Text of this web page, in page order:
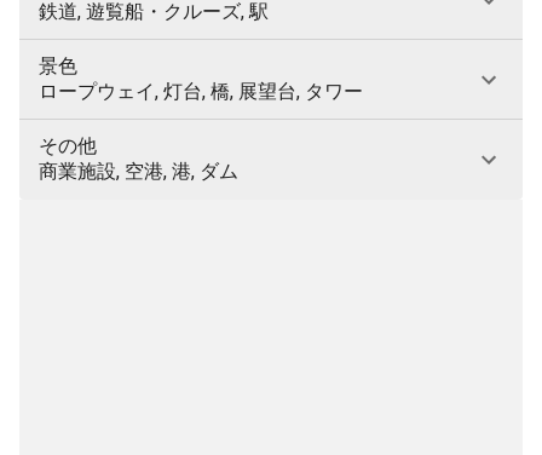
鉄道, 遊覧船・クルーズ, 駅
景色
ロープウェイ, 灯台, 橋, 展望台, タワー
その他
商業施設, 空港, 港, ダム